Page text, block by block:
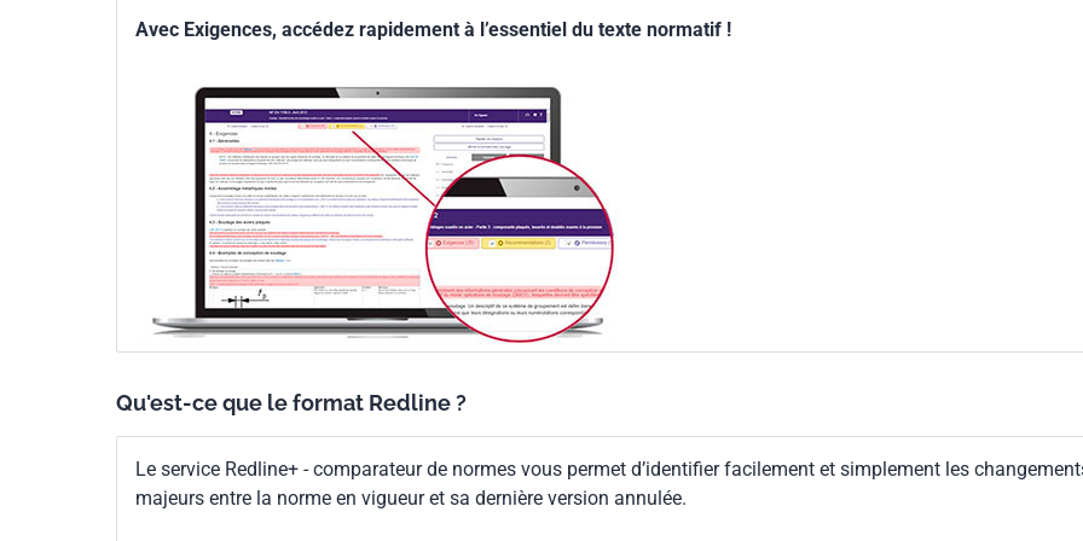
Avec Exigences, accédez rapidement à l’essentiel du texte normatif !
Qu'est-ce que le format Redline ?
Le service Redline+ - comparateur de normes vous permet d’identifier facilement et simplement les
majeurs entre la norme en vigueur et sa dernière version annulée.